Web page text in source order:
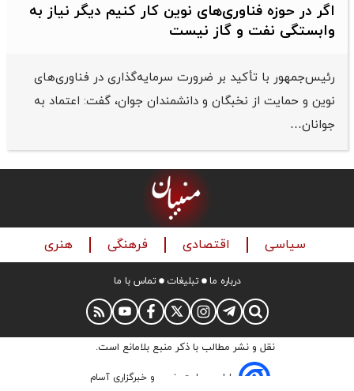
اگر در حوزه فناوری‌های نوین کار کنیم دیگر نیاز به
وابستگی نفت و گاز نیست
رئیس‌جمهور با تأکید بر ضرورت سرمایه‌گذاری در فناوری‌های
نوین و حمایت از نخبگان و دانشمندان جوان، گفت: اعتماد به
جوانان…
سیاسی اقتصادی فرهنگی هنری
درباره ما تبلیغات تماس با ما
نقل و نشر مطالب با ذکر منبع بلامانع است.
طراحی سایت خبری و خبرگزاری آسام